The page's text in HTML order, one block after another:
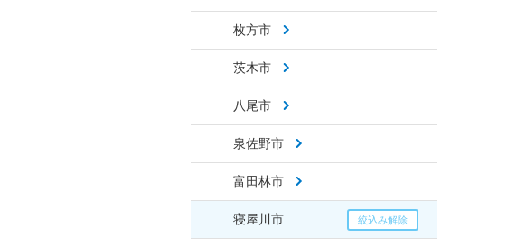
枚方市
茨木市
八尾市
泉佐野市
富田林市
寝屋川市